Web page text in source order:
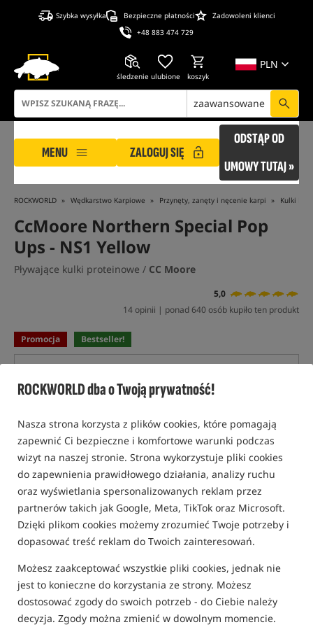
ROCKWORLD dba o Twoją prywatność!
Nasza strona korzysta z plików cookies, które pomagają
zapewnić Ci bezpieczne i komfortowe warunki podczas
wizyt na naszej stronie. Strona wykorzystuje pliki cookies
do zapewnienia prawidłowego działania, analizy ruchu
oraz wyświetlania spersonalizowanych reklam przez
partnerów takich jak Google, Meta, TikTok oraz Microsoft.
Dzięki plikom cookies możemy zrozumieć Twoje potrzeby i
dopasować treść reklam do Twoich zainteresowań.
Możesz zaakceptować wszystkie pliki cookies, jednak nie
jest to konieczne do korzystania ze strony. Możesz
dostosować zgody do swoich potrzeb - do Ciebie należy
decyzja. Zgody można zmienić w dowolnym momencie.
Szybka wysyłka Bezpieczne płatności
Zadowoleni klienci
+48 883 474 729
PLN
śledzenie ulubione koszyk
zaawansowane
MENU ZALOGUJ SIĘ
ODSTĄP OD
UMOWY TUTAJ »
ROCKWORLD Wędkarstwo Karpiowe Przynęty, zanęty i nęcenie karpi Kulki
CcMoore Northern Special Pop
Ups - NS1 Yellow
Pływające kulki proteinowe / CC Moore
5,0
14 opinii | ponad 640 osób kupiło ten produkt
Promocja Bestseller!